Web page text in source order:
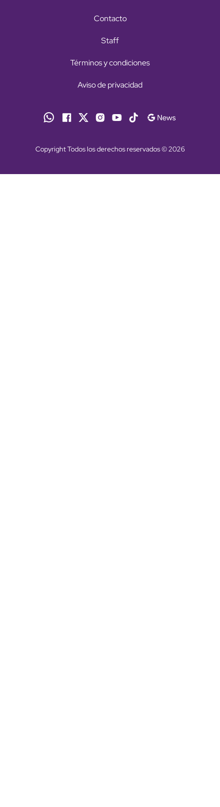
Contacto
Staff
Términos y condiciones
Aviso de privacidad
Copyright Todos los derechos reservados © 2026